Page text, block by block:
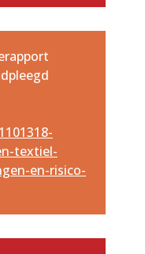
textiel-
en-risico-